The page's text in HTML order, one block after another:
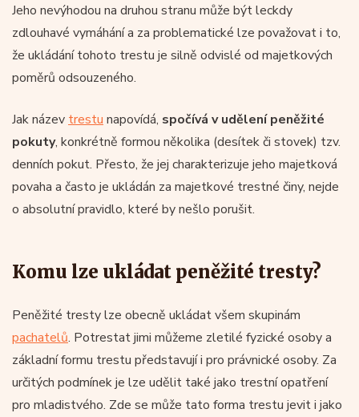
Jeho nevýhodou na druhou stranu může být leckdy
zdlouhavé vymáhání a za problematické lze považovat i to,
že ukládání tohoto trestu je silně odvislé od majetkových
poměrů odsouzeného.
Jak název trestu napovídá, spočívá v udělení peněžité
pokuty, konkrétně formou několika (desítek či stovek) tzv.
denních pokut. Přesto, že jej charakterizuje jeho majetková
povaha a často je ukládán za majetkové trestné činy, nejde
o absolutní pravidlo, které by nešlo porušit.
Komu lze ukládat peněžité tresty?
Peněžité tresty lze obecně ukládat všem skupinám
pachatelů. Potrestat jimi můžeme zletilé fyzické osoby a
základní formu trestu představují i pro právnické osoby. Za
určitých podmínek je lze udělit také jako trestní opatření
pro mladistvého. Zde se může tato forma trestu jevit i jako